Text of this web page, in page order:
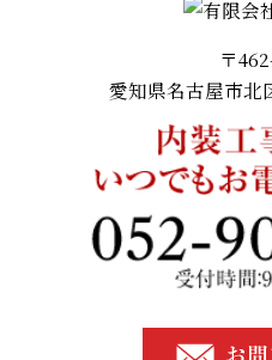
〒
愛知県名古屋市北